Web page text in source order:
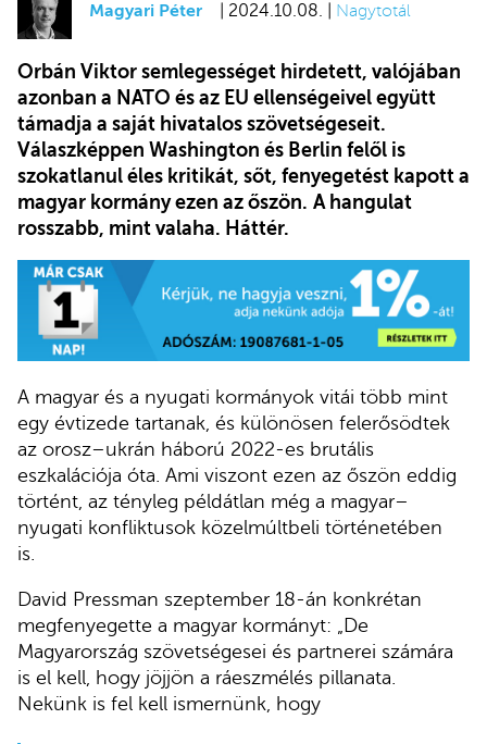
Magyari Péter | 2024.10.08. | Nagytotál
Orbán Viktor semlegességet hirdetett, valójában
azonban a NATO és az EU ellenségeivel együtt
támadja a saját hivatalos szövetségeseit.
Válaszképpen Washington és Berlin felől is
szokatlanul éles kritikát, sőt, fenyegetést kapott a
magyar kormány ezen az őszön. A hangulat
rosszabb, mint valaha. Háttér.
A magyar és a nyugati kormányok vitái több mint
egy évtizede tartanak, és különösen felerősödtek
az orosz–ukrán háború 2022-es brutális
eszkalációja óta. Ami viszont ezen az őszön eddig
történt, az tényleg példátlan még a magyar–
nyugati konfliktusok közelmúltbeli történetében
is.
David Pressman szeptember 18-án konkrétan
megfenyegette a magyar kormányt: „De
Magyarország szövetségesei és partnerei számára
is el kell, hogy jöjjön a ráeszmélés pillanata.
Nekünk is fel kell ismernünk, hogy